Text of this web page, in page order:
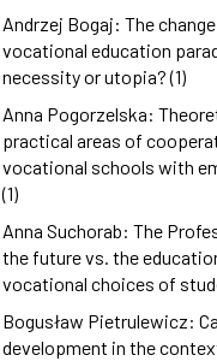
Andrzej Bogaj: The
vocational education
necessity or utopia? (1)
Anna Pogorzelska:
practical areas of
vocational schools with
(1)
Anna Suchorab: The
the future vs. the
vocational choices of
Bogusław Pietrulewicz:
development in the